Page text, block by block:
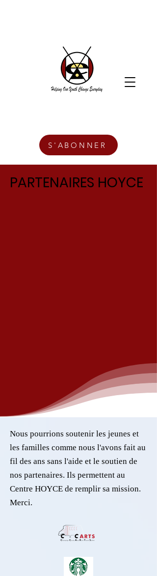
S'ABONNER
PARTENAIRES HOYCE
Nous pourrions soutenir les jeunes et
les familles comme nous l'avons fait au
fil des ans sans l'aide et le soutien de
nos partenaires. Ils permettent au
Centre HOYCE de remplir sa mission.
Merci.